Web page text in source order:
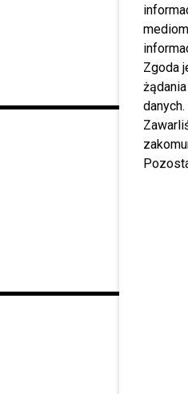
Zgoda
danych.